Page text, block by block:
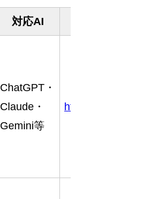
対応AI
ChatGPT・
Claude・
Gemini等
https://tenbin.ai